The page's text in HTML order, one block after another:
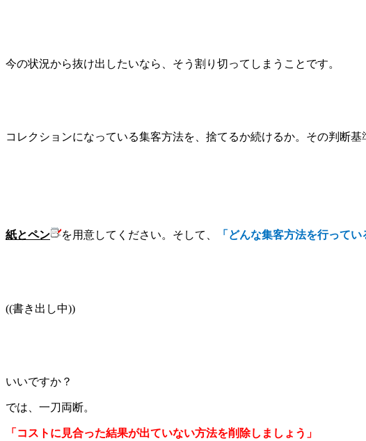
今の状況から抜け出したいなら、そう割り切ってしまうことです。
コレクションになっている集客方法を、捨てるか続けるか。その判断
紙とペン を用意してください。そして、 「どんな集客方法を行って
((書き出し中))
いいですか？
では、一刀両断。
「コストに見合った結果が出ていない方法を削除しましょう」